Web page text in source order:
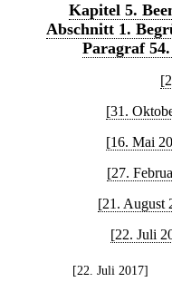
Kapitel 5.
Abschnitt 1.
Paragraf 54.
[31.
[16. Mai
[27.
[21. August
[22. Juli
[22. Juli 2017]